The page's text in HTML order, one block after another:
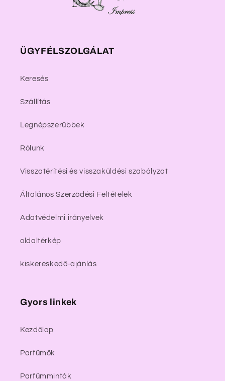
ÜGYFÉLSZOLGÁLAT
Keresés
Szállítás
Legnépszerűbbek
Rólunk
Visszatérítési és visszaküldési szabályzat
Általános Szerződési Feltételek
Adatvédelmi irányelvek
oldaltérkép
kiskereskedő-ajánlás
Gyors linkek
Kezdőlap
Parfümök
Parfümminták